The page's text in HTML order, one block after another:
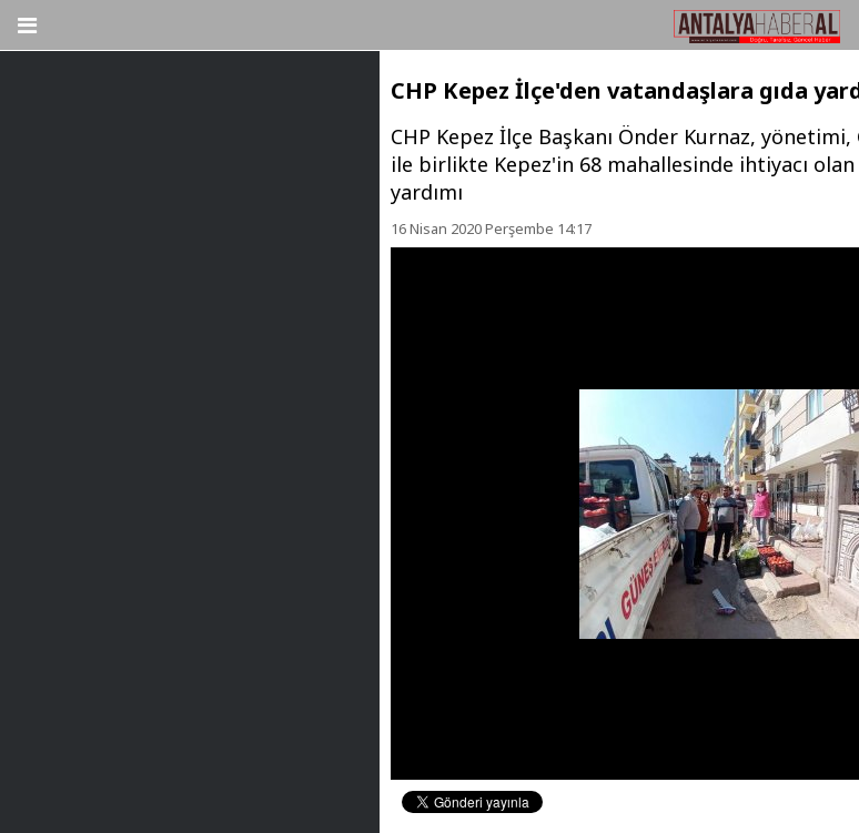
CHP Kepez İlçe'den vatandaşlara gıda
CHP Kepez İlçe Başkanı Önder Kurnaz, yönetimi,
ile birlikte Kepez'in 68 mahallesinde ihtiyacı olan
yardımı
16 Nisan 2020 Perşembe 14:17